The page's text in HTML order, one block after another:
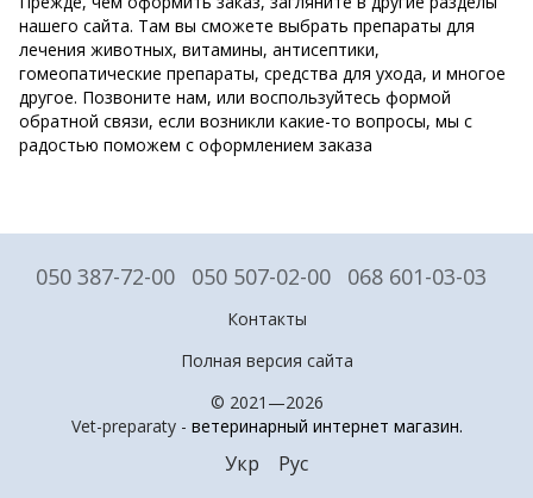
нашего сайта. Там вы сможете выбрать препараты для
лечения животных, витамины, антисептики,
гомеопатические препараты, средства для ухода, и многое
другое. Позвоните нам, или воспользуйтесь формой
обратной связи, если возникли какие-то вопросы, мы с
радостью поможем с оформлением заказа
050 387-72-00 050 507-02-00 068 601-03-03
Контакты
Полная версия сайта
© 2021—2026
Vet-preparaty - ветеринарный интернет магазин.
Укр Рус